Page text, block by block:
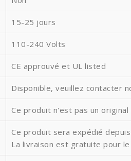
15-25 jours
110-240 Volts
CE approuvé et UL listed
Disponible, veuillez contacter
Ce produit n'est pas un
Ce produit sera expédié
La livraison est gratuite pour le